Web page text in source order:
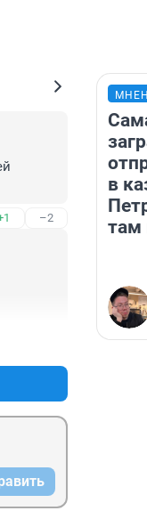
–2
в
там